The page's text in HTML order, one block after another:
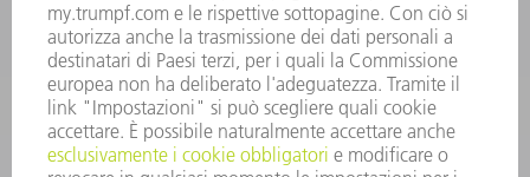
CONTATTO
UTENSILI TRUMPF ITALIA
+39 02 48489482
lunedì a venerdì: 08:00 – 18:00
utensili@trumpf.com